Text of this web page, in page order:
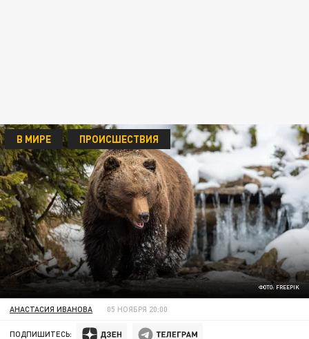
ФОТО: FREEPIK
В МИРЕ ПРОИСШЕСТВИЯ
АНАСТАСИЯ ИВАНОВА 05 НОЯБРЯ 20:00
ПОДПИШИТЕСЬ: